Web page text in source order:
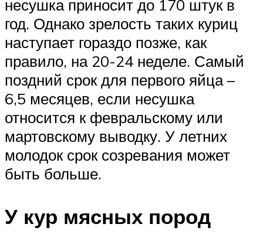
несушка приносит до 170 штук в
год. Однако зрелость таких куриц
наступает гораздо позже, как
правило, на 20-24 неделе. Самый
поздний срок для первого яйца –
6,5 месяцев, если несушка
относится к февральскому или
мартовскому выводку. У летних
молодок срок созревания может
быть больше.
У кур мясных пород